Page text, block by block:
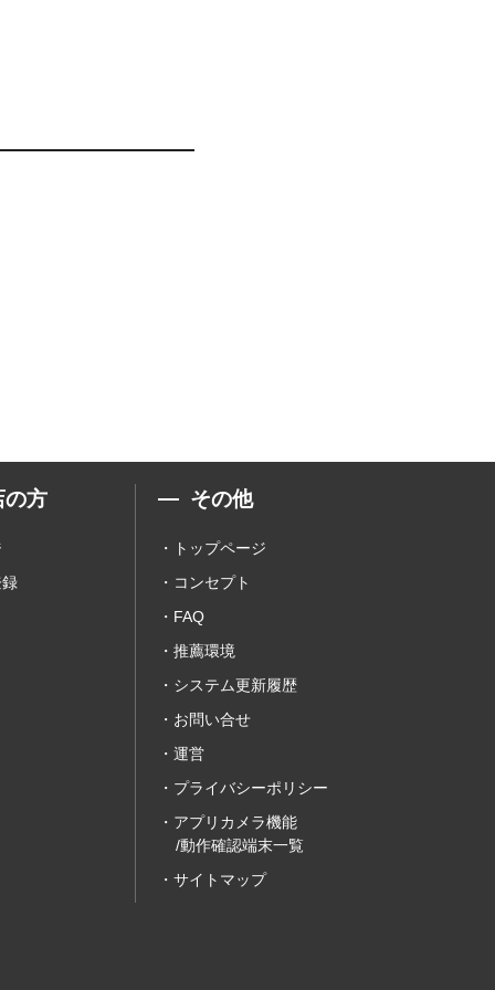
の方 その他
トップページ
コンセプト
FAQ
推薦環境
システム更新履歴
お問い合せ
運営
プライバシーポリシー
アプリカメラ機能
/動作確認端末一覧
サイトマップ